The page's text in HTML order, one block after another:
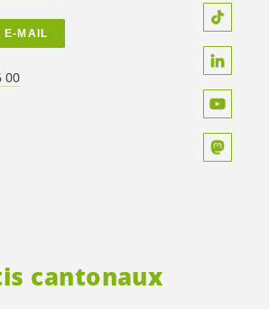
cantonaux
E-MAIL
00